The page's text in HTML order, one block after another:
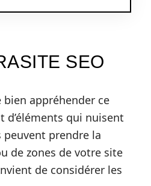
SEO
appréhender ce
d’éléments qui nuisent
peuvent prendre la
de zones de votre site
de considérer les